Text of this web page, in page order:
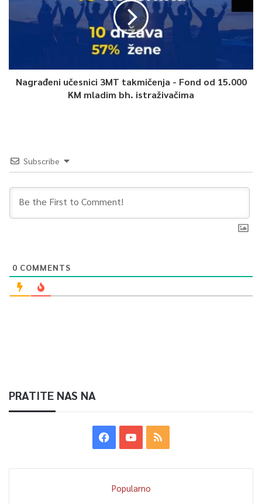
Nagrađeni učesnici 3MT takmičenja - Fond od 15.000
KM mladim bh. istraživačima
Subscribe
0 COMMENTS
PRATITE NAS NA
Popularno